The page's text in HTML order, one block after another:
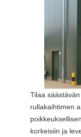
Tilaa
rullakaihtimen
korkeisiin ja